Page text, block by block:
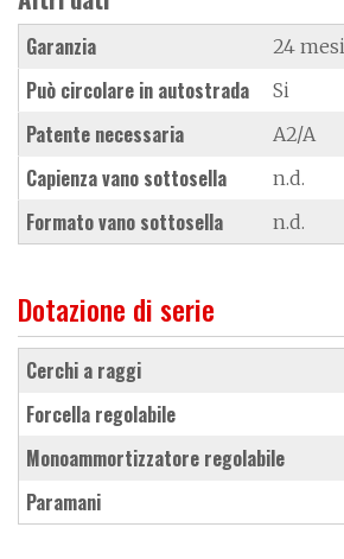
Garanzia 24 mesi
Può circolare in autostrada Si
Patente necessaria A2/A
Capienza vano sottosella n.d.
Formato vano sottosella n.d.
Dotazione di serie
cerchi a raggi
forcella regolabile
monoammortizzatore regolabile
paramani